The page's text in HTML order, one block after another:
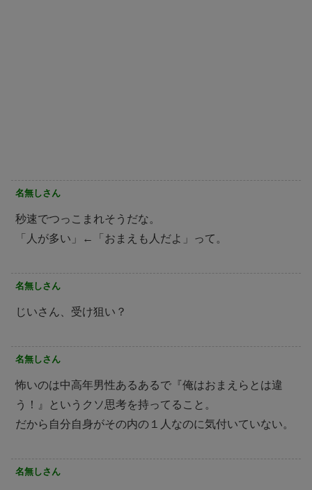
名無しさん
秒速でつっこまれそうだな。
「人が多い」←「おまえも人だよ」って。
名無しさん
じいさん、受け狙い？
名無しさん
怖いのは中高年男性あるあるで『俺はおまえらとは違
う！』というクソ思考を持ってること。
だから自分自身がその内の１人なのに気付いていない。
名無しさん